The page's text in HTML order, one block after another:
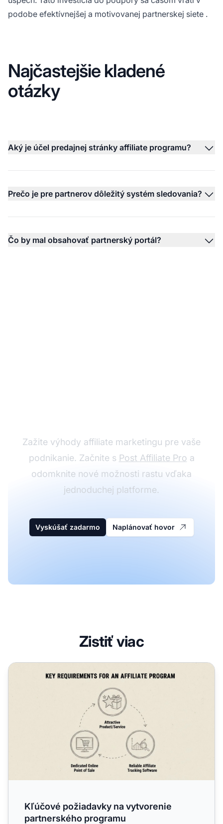
podobe efektívnejšej a motivovanej partnerskej siete .
Najčastejšie kladené
otázky
Aký je účel predajnej stránky affiliate programu?
Prečo je pre partnerov dôležitý systém sledovania?
Čo by mal obsahovať partnerský portál?
Zažite výhody affiliate marketingu pre vaše
podnikanie. Začnite s Post Affiliate Pro a
odomknite nové možnosti rastu vďaka
jednoduchej platforme.
Vyskúšať zadarmo Naplánovať hovor
Zistiť viac
Kľúčové požiadavky na vytvorenie partnerského
Kľúčové požiadavky na vytvorenie
partnerského programu